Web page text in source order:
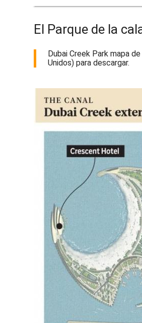
El Parque de la
Dubai Creek Park mapa
Unidos) para descargar.